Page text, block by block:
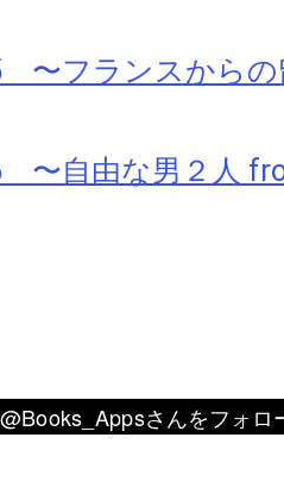
〜フランスからの
〜自由な男２人